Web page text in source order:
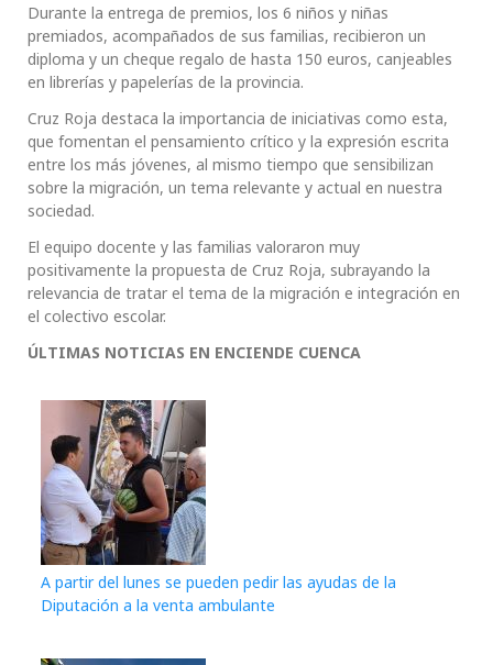
Durante la entrega de premios, los 6 niños y niñas
premiados, acompañados de sus familias, recibieron un
diploma y un cheque regalo de hasta 150 euros, canjeables
en librerías y papelerías de la provincia.
Cruz Roja destaca la importancia de iniciativas como esta,
que fomentan el pensamiento crítico y la expresión escrita
entre los más jóvenes, al mismo tiempo que sensibilizan
sobre la migración, un tema relevante y actual en nuestra
sociedad.
El equipo docente y las familias valoraron muy
positivamente la propuesta de Cruz Roja, subrayando la
relevancia de tratar el tema de la migración e integración en
el colectivo escolar.
ÚLTIMAS NOTICIAS EN ENCIENDE CUENCA
A partir del lunes se pueden pedir las ayudas de la
Diputación a la venta ambulante